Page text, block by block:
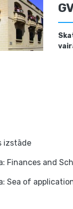
izstāde
Finances and
Sea of